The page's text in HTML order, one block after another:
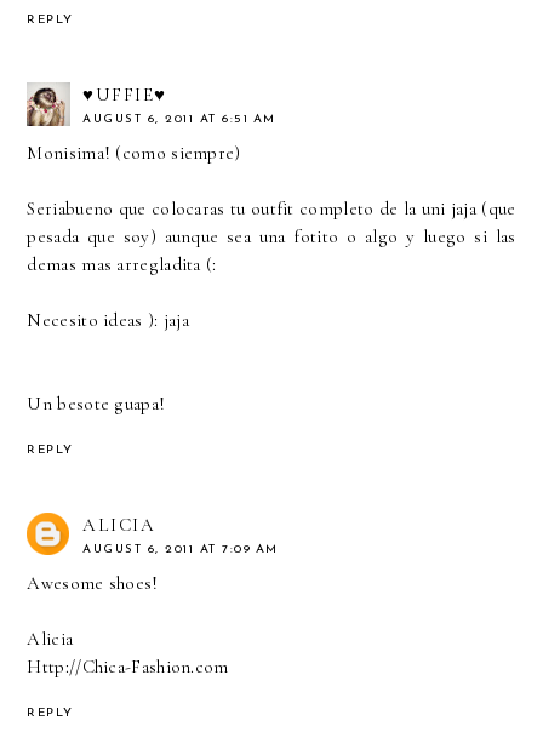
REPLY
♥UFFIE♥
AUGUST 6, 2011 AT 6:51 AM
Monisima! (como siempre)
Seriabueno que colocaras tu outfit completo de la uni jaja (que
pesada que soy) aunque sea una fotito o algo y luego si las
demas mas arregladita (:
Necesito ideas ): jaja
Un besote guapa!
REPLY
ALICIA
AUGUST 6, 2011 AT 7:09 AM
Awesome shoes!
Alicia
Http://Chica-Fashion.com
REPLY